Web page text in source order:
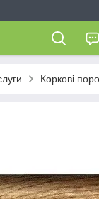
Коркові